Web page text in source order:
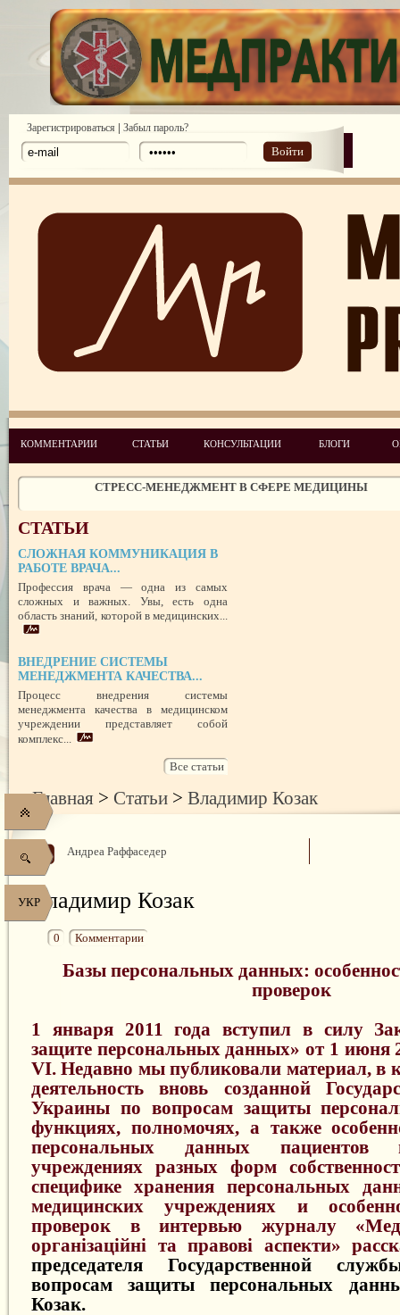
УКР
Зарегистрироваться | Забыл пароль?
Войти
КОММЕНТАРИИ СТАТЬИ КОНСУЛЬТАЦИИ БЛОГИ
ПОТРЕБИТЕЛЬСКИЙ ЭКСТРЕМИЗМ
ПЕРЕГОРЕЛО, или ЧЕМ ГРОЗИТ ЭМОЦИОНАЛЬНОЕ
УСПЕШНЫЙ ДЕБЮТ «ШКОЛЫ АДМИНИСТРАТОРОВ
ЦЕЛЕПОЛАГАНИЕ, или КАК ПРАВИЛЬНО СТАВИТЬ ЦЕЛИ И
ИХ
ЧЕГО ХОТЯТ ПАЦИЕНТЫ КАТЕГОРИИ VIP
СТРЕСС-МЕНЕДЖМЕНТ В СФЕРЕ МЕДИЦИНЫ
ЗАЩИТА РЕПУТАЦИИ В СЕТИ ИНТЕРНЕТ: SERM, ИЛИ КАК
ГРАЖДАНСКОМ И УГОЛОВНОМ СУДОПРОИЗВОДСТВЕ
СТАТЬИ
СЛОЖНАЯ КОММУНИКАЦИЯ В
РАБОТЕ ВРАЧА...
Профессия врача — одна из самых
сложных и важных. Увы, есть одна
область знаний, которой в медицинских...
ВНЕДРЕНИЕ СИСТЕМЫ
МЕНЕДЖМЕНТА КАЧЕСТВА...
Процесс внедрения системы
менеджмента качества в медицинском
учреждении представляет собой
комплекс...
Все статьи
Главная > Статьи > Владимир Козак
Андреа Раффаседер
Владимир Козак
0 Комментарии
Базы персональных данных:
проверок
1 января 2011 года вступил в силу
защите персональных данных» от 1 июня
VI. Недавно мы публиковали материал, в
деятельность вновь созданной
Украины по вопросам защиты
функциях, полномочях, а также
персональных данных пациентов
учреждениях разных форм
специфике хранения персональных
медицинских учреждениях и
проверок в интервью журналу
організаційні та правові аспекти»
председателя Государственной
вопросам защиты персональных
Козак.